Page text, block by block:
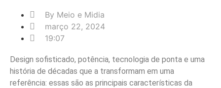
By Meio e Midia
março 22, 2024
19:07
Design sofisticado, potência, tecnologia de ponta e uma
história de décadas que a transformam em uma
referência: essas são as principais características da